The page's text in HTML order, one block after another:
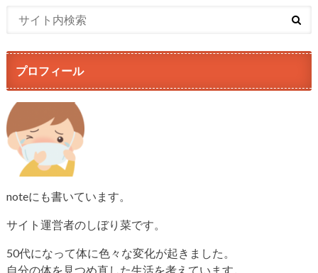
プロフィール
noteにも書いています。
サイト運営者のしぼり菜です。
50代になって体に色々な変化が起きました。
自分の体を見つめ直した生活を考えています。